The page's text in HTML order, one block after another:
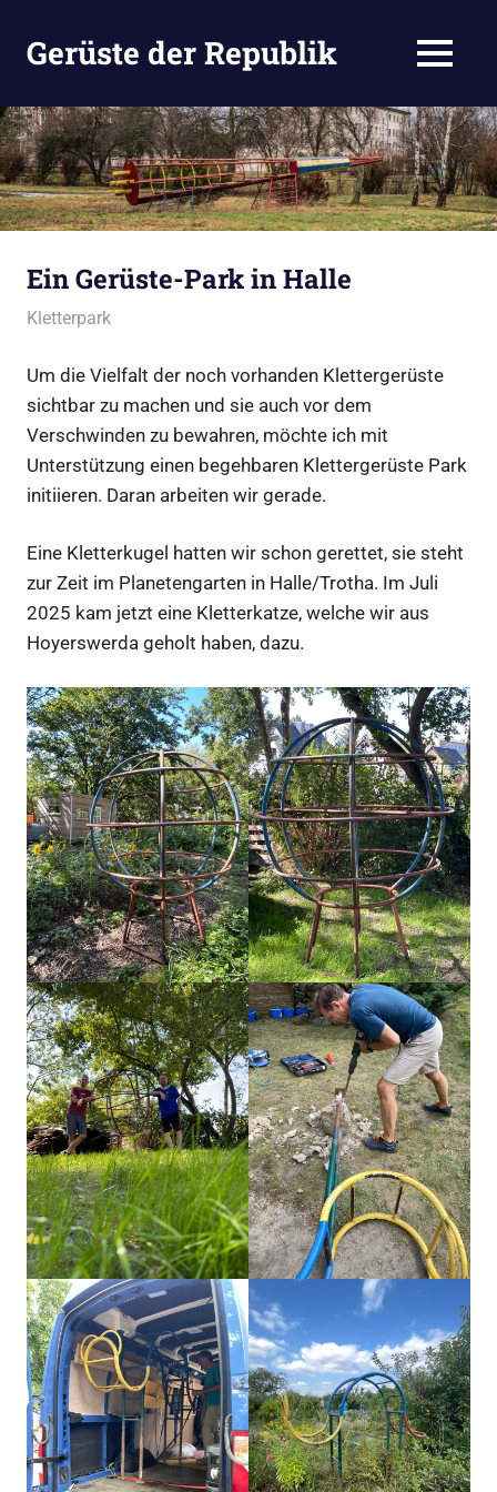
Inhalt
springen
Gerüste der Republik
andere
WordPress-
Site.
MENÜ
Ein Gerüste-Park in Halle
August 2, 2025
admin
Kletterpark
Um die Vielfalt der noch vorhanden Klettergerüste
sichtbar zu machen und sie auch vor dem
Verschwinden zu bewahren, möchte ich mit
Unterstützung einen begehbaren Klettergerüste Park
initiieren. Daran arbeiten wir gerade.
Eine Kletterkugel hatten wir schon gerettet, sie steht
zur Zeit im Planetengarten in Halle/Trotha. Im Juli
2025 kam jetzt eine Kletterkatze, welche wir aus
Hoyerswerda geholt haben, dazu.